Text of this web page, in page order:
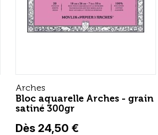
Arches
Bloc aquarelle Arches - grain
satiné 300gr
Dès 24,50 €